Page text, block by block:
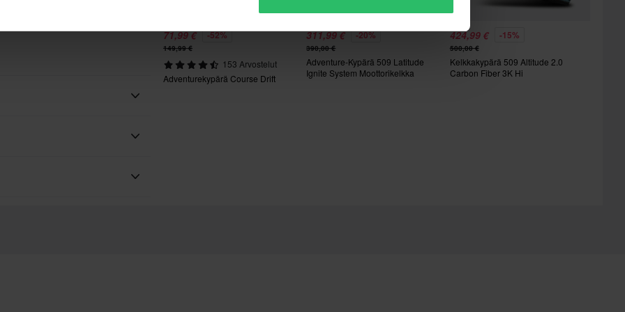
Aikuinen
71,99 € -52%
149,99 €
153 Arvostelut
Adventurekypärä Course Drift
311,99 € -20%
390,00 €
Adventure-Kypärä 509 Latitude
Ignite System Moottorikelkka
424,99 € -15%
500,00 €
Kelkkakypärä 509 Altitude 2.0
Carbon Fiber 3K Hi